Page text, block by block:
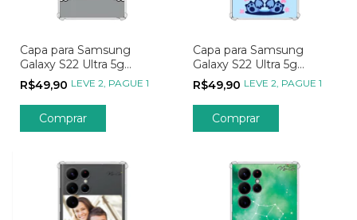
Capa para Samsung
Galaxy S22 Ultra 5g
Personalizada Wish Hello
Mickey Mouse
R$49,90 LEVE 2, PAGUE 1
Comprar
Capa para Samsung
Galaxy S22 Ultra 5g
Personalizada Wish Aloha
R$49,90 LEVE 2, PAGUE 1
Comprar